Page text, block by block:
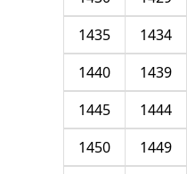
1434
1435
1439
1440
1444
1445
1449
1450